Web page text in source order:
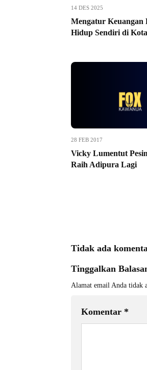
14 DES 2025
Mengatur Keuangan
Hidup Sendiri di
28 FEB 2017
Vicky Lumentut
Raih Adipura Lagi
Tidak ada
Tinggalkan
Alamat email Anda tidak
Komentar *